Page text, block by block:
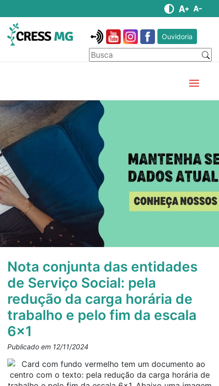
Ouvidoria
Nota conjunta das entidades
de Serviço Social: pela
redução da carga horária de
trabalho e pelo fim da escala
6×1
Publicado em 12/11/2024